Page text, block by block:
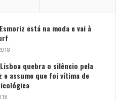
está na moda e vai à
quebra o silêncio pela
e assume que foi vítima de